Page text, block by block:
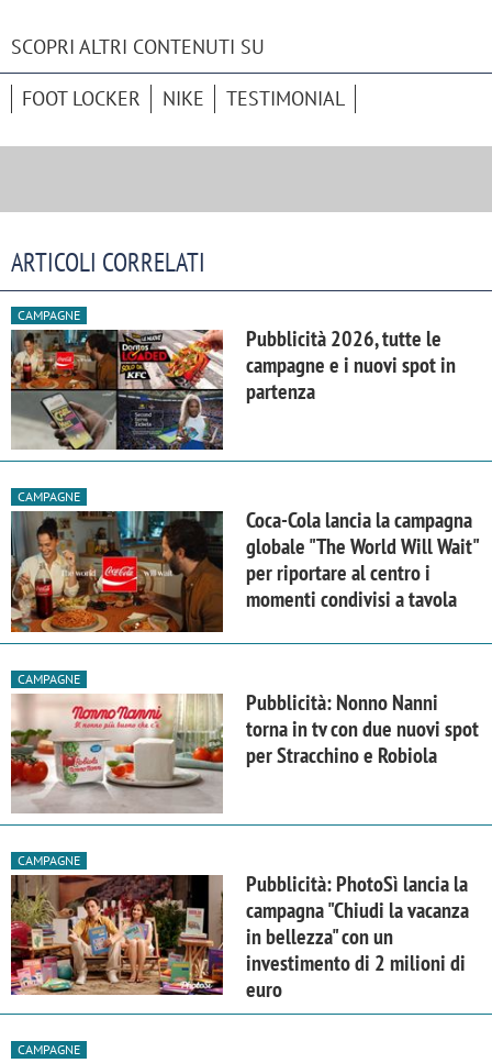
SCOPRI ALTRI CONTENUTI SU
FOOT LOCKER NIKE TESTIMONIAL
ARTICOLI CORRELATI
CAMPAGNE
Pubblicità 2026, tutte le
campagne e i nuovi spot in
partenza
CAMPAGNE
Coca-Cola lancia la campagna
globale "The World Will Wait"
per riportare al centro i
momenti condivisi a tavola
CAMPAGNE
Pubblicità: Nonno Nanni
torna in tv con due nuovi spot
per Stracchino e Robiola
CAMPAGNE
Pubblicità: PhotoSì lancia la
campagna "Chiudi la vacanza
in bellezza" con un
investimento di 2 milioni di
euro
CAMPAGNE